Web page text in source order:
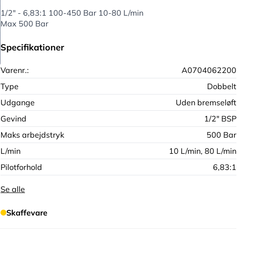
1/2" - 6,83:1 100-450 Bar 10-80 L/min
Max 500 Bar
Specifikationer
Varenr.:
A0704062200
Type
Dobbelt
Udgange
Uden bremseløft
Gevind
1/2" BSP
Maks arbejdstryk
500 Bar
L/min
10 L/min, 80 L/min
Pilotforhold
6,83:1
Se alle
Skaffevare